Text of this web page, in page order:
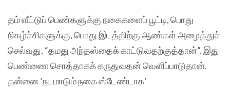
தம் வீட்டுப் பெண்களுக்கு நகைகளைப் பூட்டி, பொது
நிகழ்ச்சிகளுக்கு, பொது இடத்திற்கு ஆண்கள் அழைத்துச்
செல்வது, “தமது அந்தஸ்தைக் காட்டுவதற்குத்தான்”. இது
பெண்ணை சொத்தாகக் கருதுவதன் வெளிப்பாடுதான்.
தன்னை ’நடமாடும் நகை ஸ்டேண்டாக’